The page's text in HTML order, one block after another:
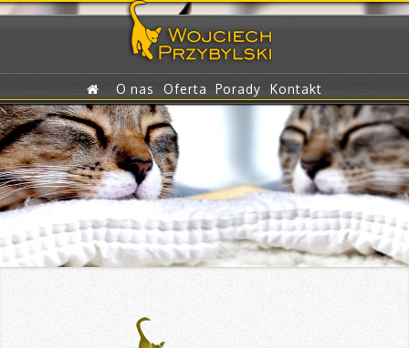
O nas Oferta Porady Kontakt